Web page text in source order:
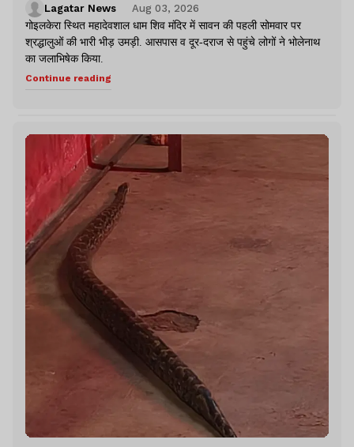
Lagatar News
Aug 03, 2026
गोइलकेरा स्थित महादेवशाल धाम शिव मंदिर में सावन की पहली सोमवार पर
श्रद्धालुओं की भारी भीड़ उमड़ी. आसपास व दूर-दराज से पहुंचे लोगों ने भोलेनाथ
का जलाभिषेक किया.
Continue reading